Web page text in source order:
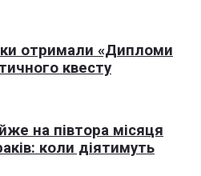
отримали «Дипломи
квесту
на півтора місяця
коли діятимуть